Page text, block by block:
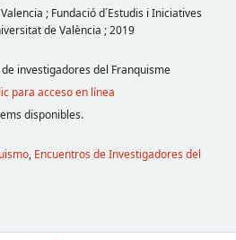
Valencia ; Fundació d´Estudis i Iniciatives
de València ;2019
investigadores del Franquisme
para acceso en línea
disponibles.
, Encuentros de Investigadores del